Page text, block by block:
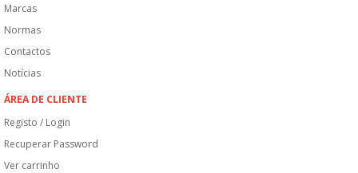
Marcas
Normas
Contactos
Notícias
ÁREA DE CLIENTE
Registo / Login
Recuperar Password
Ver carrinho